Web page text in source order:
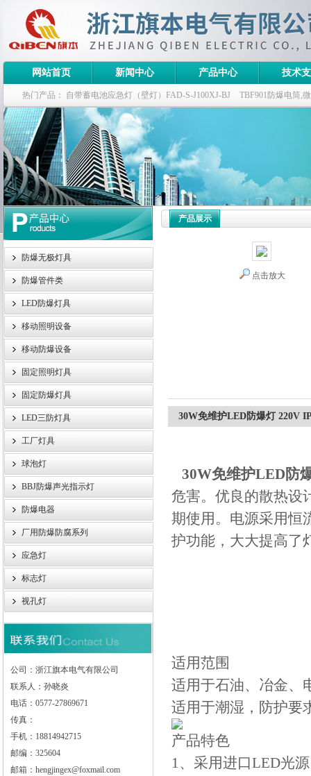
浙江旗本电气有限公司
网站首页 新闻中心 产品中心 技术
热门产品： 自带蓄电池应急灯（壁灯）FAD-S-J100XJ-BJ TBF901防爆电筒,
栏式无极灯 G9960-W120W长寿无极工厂灯,三防无极灯
防爆泛光灯
防爆无极灯具
防爆管件类
LED防爆灯具
移动照明设备
移动防爆设备
固定照明灯具
固定防爆灯具
LED三防灯具
工厂灯具
球泡灯
BBJ防爆声光指示灯
防爆电器
厂用防爆防腐系列
应急灯
标志灯
视孔灯
公司：浙江旗本电气有限公司
联系人：孙晓炎
电话：0577-27869671
传真：
手机：18814942715
邮编：325604
邮箱：hengjingex@foxmail.com
产品展示
点击放大
30W免维护LED防爆灯 220V
30W免维护LED防
危害。优良的散热设
期使用。电源采用恒
护功能，大大提高了
适用范围
适用于石油、冶金、
适用于潮湿，防护要
产品特色
1、采用进口LED光